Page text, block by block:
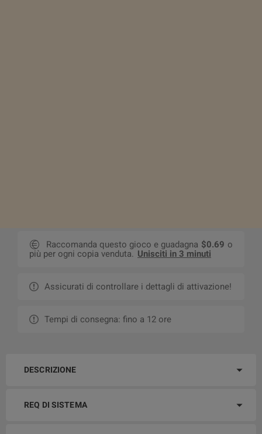
Raccomanda questo gioco e guadagna $0.69 o
più per ogni copia venduta. Unisciti in 3 minuti
Assicurati di controllare i dettagli di attivazione!
Tempi di consegna: fino a 12 ore
DESCRIZIONE
REQ DI SISTEMA